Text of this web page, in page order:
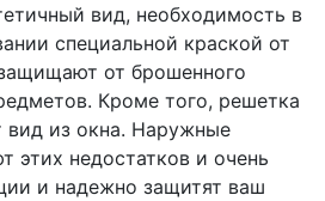
вид, необходимость в
специальной краской от
от брошенного
Кроме того, решетка
вид из окна. Наружные
этих недостатков и очень
и надежно защитят ваш